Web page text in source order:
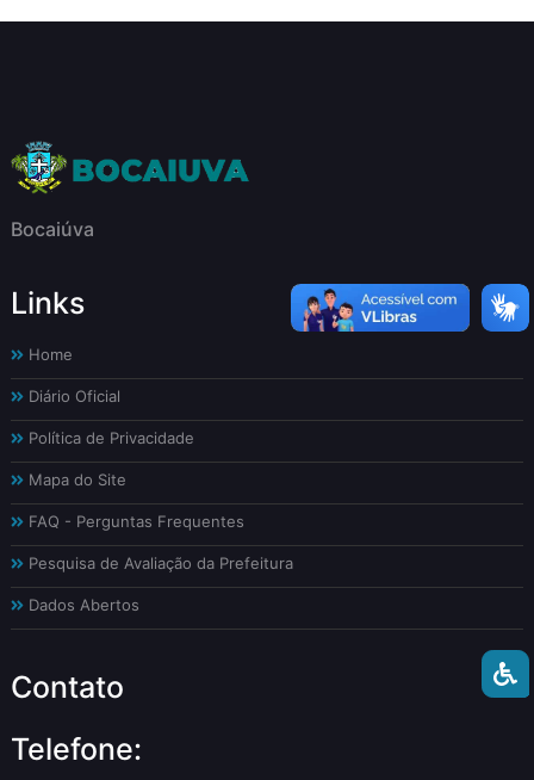
Bocaiúva
Links
Home
Diário Oficial
Política de Privacidade
Mapa do Site
FAQ - Perguntas Frequentes
Pesquisa de Avaliação da Prefeitura
Dados Abertos
Contato
Telefone: